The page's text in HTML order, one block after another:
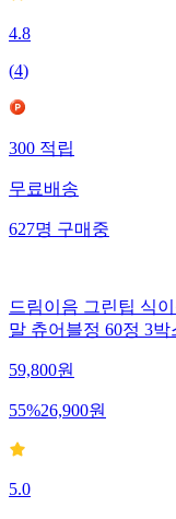
4.8
(4)
300적립
무료배송
627명구매중
드림이음 그린팁 식
말 츄어블정 60정 3박
59,800원
55%26,900원
5.0